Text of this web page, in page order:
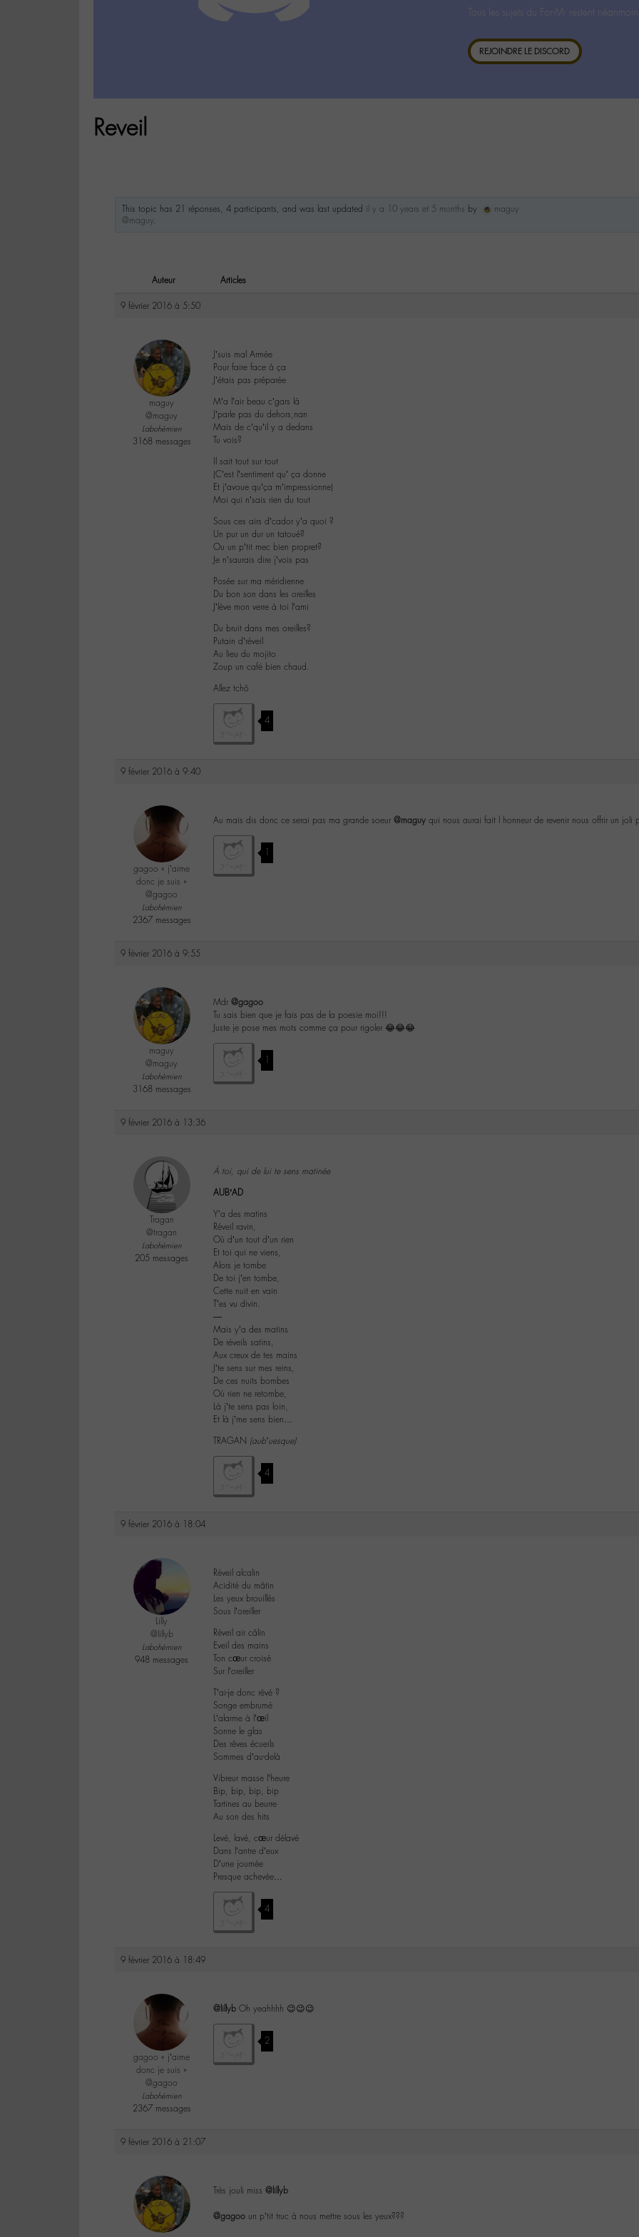
Tous les sujets du For-M- restent
REJOINDRE LE DISCORD
Reveil
This topic has 21 réponses, 4 participants, and was last updated il y a 10 years et 5 months by
maguy
@maguy.
Auteur Articles
9 février 2016 à 5:50
maguy
@maguy
Labohémien
3168 messages
J’suis mal Armée
Pour faire face à ça
J’étais pas préparée
M’a l’air beau c’gars là
J’parle pas du dehors,nan
Mais de c’qu’il y a dedans
Tu vois?
Il sait tout sur tout
(C’est l’sentiment qu’ ça donne
Et j’avoue qu’ça m’impressionne)
Moi qui n’sais rien du tout
Sous ces airs d’cador y’a quoi ?
Un pur un dur un tatoué?
Ou un p’tit mec bien propret?
Je n’saurais dire j’vois pas
Posée sur ma méridienne
Du bon son dans les oreilles
J’lève mon verre à toi l’ami
Du bruit dans mes oreilles?
Putain d’réveil
Au lieu du mojito
Zoup un café bien chaud.
Allez tchô
4
9 février 2016 à 9:40
gagoo « j’aime
donc je suis »
@gagoo
Labohémien
2367 messages
Au mais dis donc ce serai pas ma grande soeur @maguy qui nous aurai fait l honneur de revenir nous offrir un joli
1
9 février 2016 à 9:55
maguy
@maguy
Labohémien
3168 messages
Mdr @gagoo
Tu sais bien que je fais pas de la poesie moi!!!
Juste je pose mes mots comme ça pour rigoler 😂😂😂
1
9 février 2016 à 13:36
Tragan
@tragan
Labohémien
205 messages
À toi, qui de lui te sens matinée
AUB’AD
Y’a des matins
Réveil ravin,
Où d’un tout d’un rien
Et toi qui ne viens,
Alors je tombe
De toi j’en tombe,
Cette nuit en vain
T’es vu divin.
―
Mais y’a des matins
De réveils satins,
Aux creux de tes mains
J’te sens sur mes reins,
De ces nuits bombes
Où rien ne retombe,
Là j’te sens pas loin,
Et là j’me sens bien…
TRAGAN (aub’uesque)
4
9 février 2016 à 18:04
Lilly
@lillyb
Labohémien
948 messages
Réveil alcalin
Acidité du mâtin
Les yeux brouillés
Sous l’oreiller
Réveil air câlin
Eveil des mains
Ton cœur croisé
Sur l’oreiller
T’ai-je donc rêvé ?
Songe embrumé
L’alarme à l’œil
Sonne le glas
Des rêves écueils
Sommes d’au-delà
Vibreur masse l’heure
Bip, bip, bip, bip
Tartines au beurre
Au son des hits
Levé, lavé, cœur délavé
Dans l’antre d’eux
D’une journée
Presque achevée…
4
9 février 2016 à 18:49
gagoo « j’aime
donc je suis »
@gagoo
Labohémien
2367 messages
@lillyb Oh yeahhhh 😉😉😉
2
9 février 2016 à 21:07
Très jouli miss @lillyb
@gagoo un p’tit truc à nous mettre sous les yeux???